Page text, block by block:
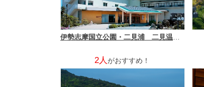
2人がおすすめ！